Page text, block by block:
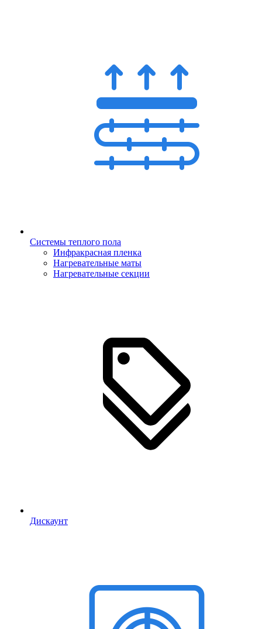
Системы теплого пола
Инфракрасная пленка
Нагревательные маты
Нагревательные секции
Дискаунт